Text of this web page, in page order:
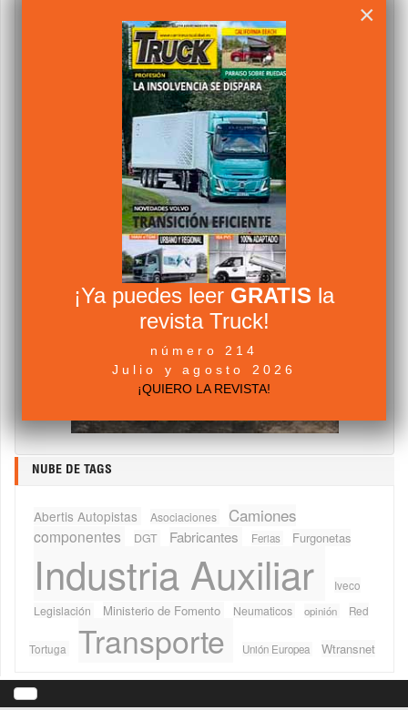
NUBE DE TAGS
Abertis Autopistas Asociaciones Camiones
componentes DGT Fabricantes Ferias Furgonetas
Industria Auxiliar
Iveco
Legislación
Ministerio de Fomento Neumaticos opinión Red
Tortuga Transporte Unión Europea Wtransnet
×
¡Ya puedes leer GRATIS la
revista Truck!
número 214
Julio y agosto 2026
¡QUIERO LA REVISTA!